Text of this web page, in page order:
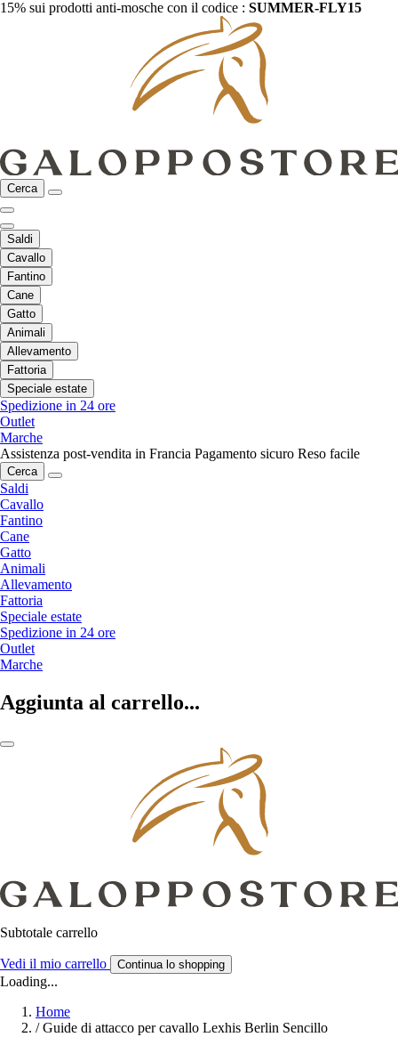
15% sui prodotti anti-mosche con il codice : SUMMER-FLY15
Cerca
Saldi
Cavallo
Fantino
Cane
Gatto
Animali
Allevamento
Fattoria
Speciale estate
Spedizione in 24 ore
Outlet
Marche
Assistenza post-vendita in Francia Pagamento sicuro Reso facile
Cerca
Saldi
Cavallo
Fantino
Cane
Gatto
Animali
Allevamento
Fattoria
Speciale estate
Spedizione in 24 ore
Outlet
Marche
Aggiunta al carrello...
Subtotale carrello
Vedi il mio carrello Continua lo shopping
Loading...
Home
/ Guide di attacco per cavallo Lexhis Berlin Sencillo